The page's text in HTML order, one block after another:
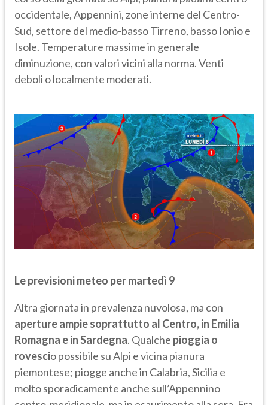
occidentale, Appennini, zone interne del Centro-
Sud, settore del medio-basso Tirreno, basso Ionio e
Isole. Temperature massime in generale
diminuzione, con valori vicini alla norma. Venti
deboli o localmente moderati.
Le previsioni meteo per martedì 9
Altra giornata in prevalenza nuvolosa, ma con
aperture ampie soprattutto al Centro, in Emilia
Romagna e in Sardegna. Qualche pioggia o
rovescio possibile su Alpi e vicina pianura
piemontese; piogge anche in Calabria, Sicilia e
molto sporadicamente anche sull’Appennino